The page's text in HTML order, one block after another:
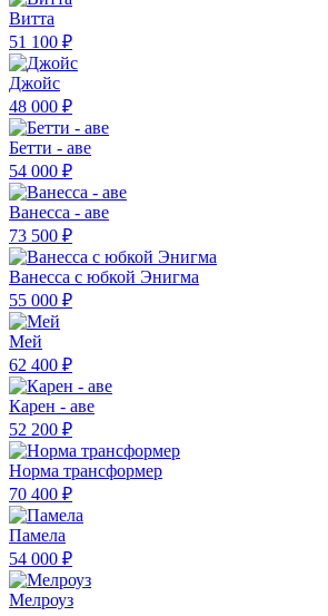
Витта
51 100 ₽
Джойс
48 000 ₽
Бетти - аве
54 000 ₽
Ванесса - аве
73 500 ₽
Ванесса с юбкой Энигма
55 000 ₽
Мей
62 400 ₽
Карен - аве
52 200 ₽
Норма трансформер
70 400 ₽
Памела
54 000 ₽
Мелроуз